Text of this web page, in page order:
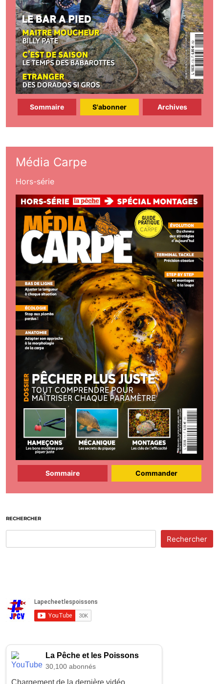
Sommaire S'abonner Archives
Média Carpe
Hors-série
Sommaire Commander
RECHERCHER
Rechercher
La Pêche et les Poissons
30,100 abonnés
Chargement de la dernière vidéo...